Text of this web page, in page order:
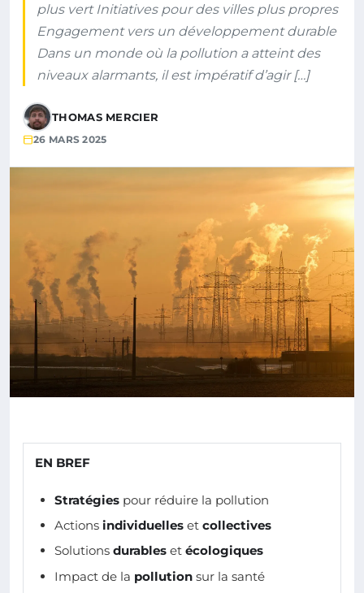
plus vert Initiatives pour des villes plus propres
Engagement vers un développement durable
Dans un monde où la pollution a atteint des
niveaux alarmants, il est impératif d’agir […]
THOMAS MERCIER
26 MARS 2025
EN BREF
Stratégies pour réduire la pollution
Actions individuelles et collectives
Solutions durables et écologiques
Impact de la pollution sur la santé